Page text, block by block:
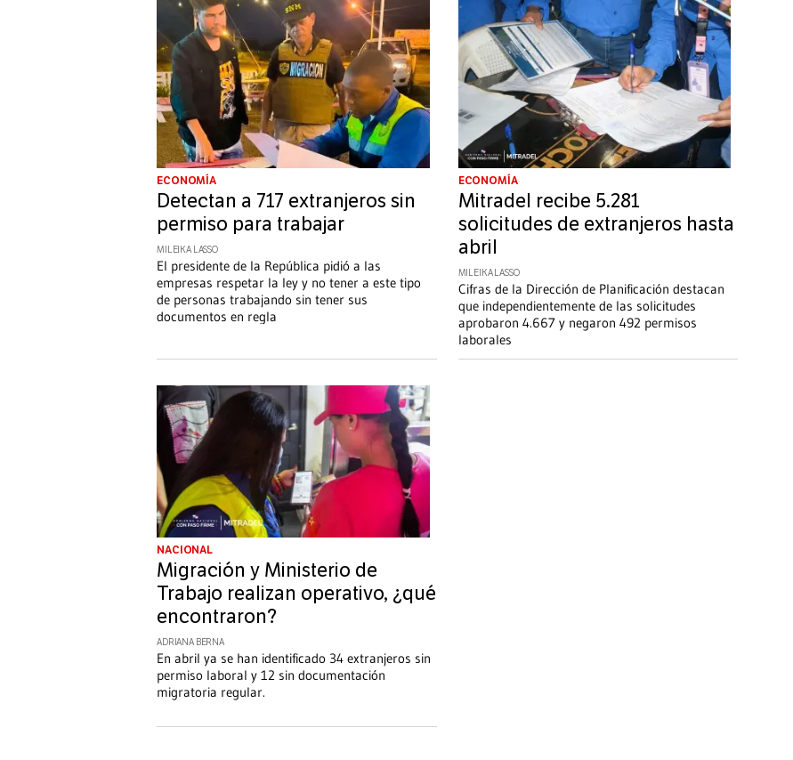
ECONOMÍA
Detectan a 717 extranjeros sin
permiso para trabajar
MILEIKA LASSO
El presidente de la República pidió a las
empresas respetar la ley y no tener a este tipo
de personas trabajando sin tener sus
documentos en regla
ECONOMÍA
Mitradel recibe 5.281
solicitudes de extranjeros hasta
abril
MILEIKA LASSO
Cifras de la Dirección de Planificación destacan
que independientemente de las solicitudes
aprobaron 4.667 y negaron 492 permisos
laborales
NACIONAL
Migración y Ministerio de
Trabajo realizan operativo, ¿qué
encontraron?
ADRIANA BERNA
En abril ya se han identificado 34 extranjeros sin
permiso laboral y 12 sin documentación
migratoria regular.